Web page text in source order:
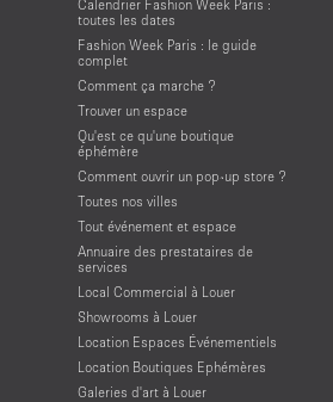
Calendrier Fashion Week Paris :
toutes les dates
Fashion Week Paris : le guide
complet
Comment ça marche ?
Trouver un espace
Qu'est ce qu'une boutique
éphémère
Comment ouvrir un pop-up store ?
Toutes nos villes
Tout événement et espace
Annuaire des prestataires de
services
Local Commercial à Louer
Showrooms à Louer
Location Espaces Événementiels
Location Boutiques Ephémères
Galeries d'art à Louer